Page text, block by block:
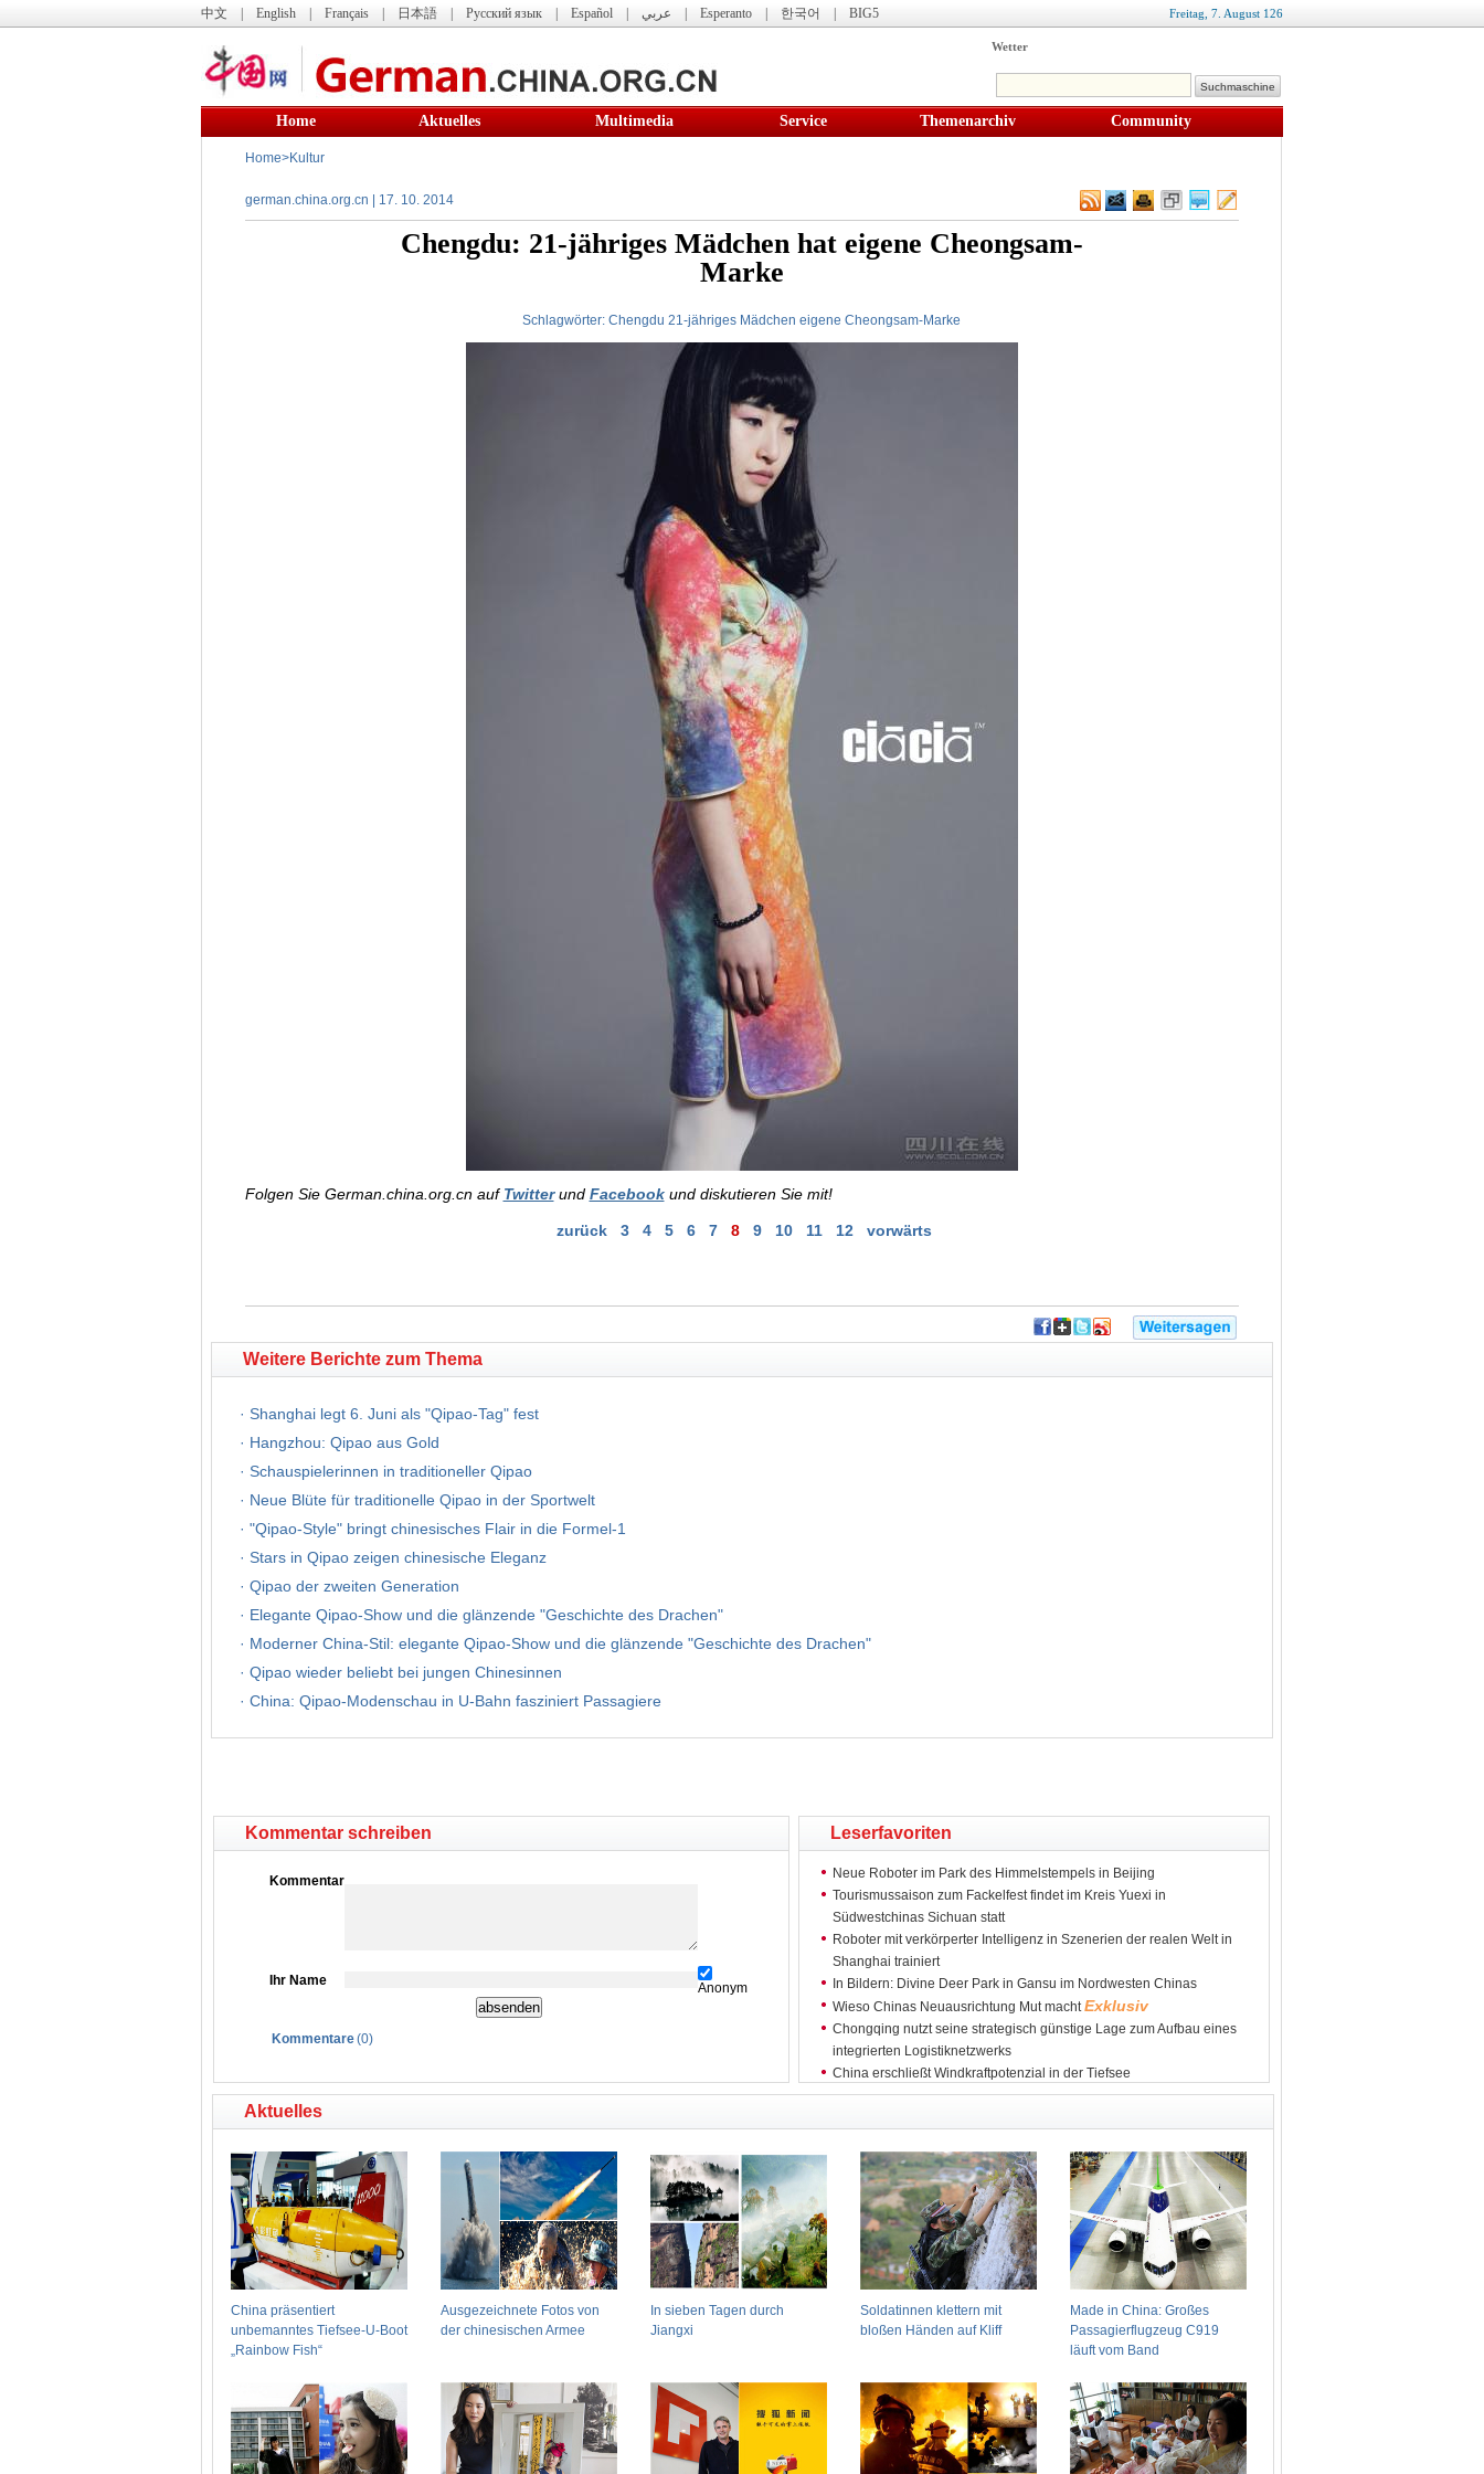
Freitag, 7 August 126
中文 English Français 日本語 Русский язык Español عربي Esperanto 한국어 BIG5
Wetter
Home Aktuelles Multimedia Service Themenarchiv Community
Home>Kultur
german.china.org.cn | 17. 10. 2014
Chengdu: 21-jähriges Mädchen hat eigene Cheongsam-
Marke
Schlagwörter: Chengdu 21-jähriges Mädchen eigene Cheongsam-Marke
Folgen Sie German.china.org.cn auf Twitterund Facebookund diskutieren Sie mit!
zurück 3 4 5 6 7 8 9 10 11 12 vorwärts
Weitere Berichte zum Thema
· Shanghai legt 6. Juni als "Qipao-Tag" fest
· Hangzhou: Qipao aus Gold
· Schauspielerinnen in traditioneller Qipao
· Neue Blüte für traditionelle Qipao in der Sportwelt
· "Qipao-Style" bringt chinesisches Flair in die Formel-1
· Stars in Qipao zeigen chinesische Eleganz
· Qipao der zweiten Generation
· Elegante Qipao-Show und die glänzende "Geschichte des Drachen"
· Moderner China-Stil: elegante Qipao-Show und die glänzende "Geschichte des Drachen"
· Qipao wieder beliebt bei jungen Chinesinnen
· China: Qipao-Modenschau in U-Bahn fasziniert Passagiere
Kommentar schreiben
Kommentar
Ihr Name Anonym
Kommentare(0)
Leserfavoriten
Neue Roboter im Park des Himmelstempels in Beijing
Tourismussaison zum Fackelfest findet im Kreis Yuexi in
Südwestchinas Sichuan statt
Roboter mit verkörperter Intelligenz in Szenerien der realen Welt in
Shanghai trainiert
In Bildern: Divine Deer Park in Gansu im Nordwesten Chinas
Wieso Chinas Neuausrichtung Mut machtExklusiv
Chongqing nutzt seine strategisch günstige Lage zum Aufbau eines
integrierten Logistiknetzwerks
China erschließt Windkraftpotenzial in der Tiefsee
China stellt neue geologische Karte des Mondes fertig